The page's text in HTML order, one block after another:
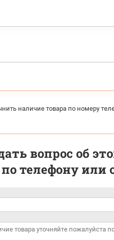
наличие товара по номеру
вопрос об
телефону или